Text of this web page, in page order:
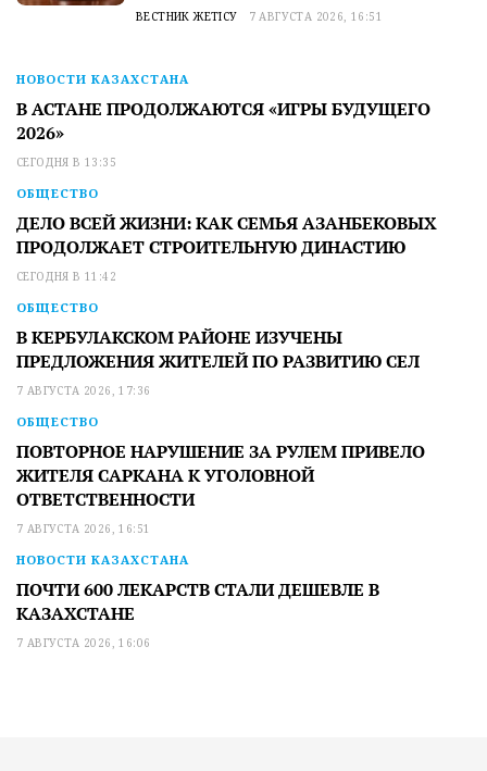
ВЕСТНИК ЖЕТІСУ 7 АВГУСТА 2026, 16:51
НОВОСТИ КАЗАХСТАНА
В АСТАНЕ ПРОДОЛЖАЮТСЯ «ИГРЫ БУДУЩЕГО
2026»
СЕГОДНЯ В 13:35
ОБЩЕСТВО
ДЕЛО ВСЕЙ ЖИЗНИ: КАК СЕМЬЯ АЗАНБЕКОВЫХ
ПРОДОЛЖАЕТ СТРОИТЕЛЬНУЮ ДИНАСТИЮ
СЕГОДНЯ В 11:42
ОБЩЕСТВО
В КЕРБУЛАКСКОМ РАЙОНЕ ИЗУЧЕНЫ
ПРЕДЛОЖЕНИЯ ЖИТЕЛЕЙ ПО РАЗВИТИЮ СЕЛ
7 АВГУСТА 2026, 17:36
ОБЩЕСТВО
ПОВТОРНОЕ НАРУШЕНИЕ ЗА РУЛЕМ ПРИВЕЛО
ЖИТЕЛЯ САРКАНА К УГОЛОВНОЙ
ОТВЕТСТВЕННОСТИ
7 АВГУСТА 2026, 16:51
НОВОСТИ КАЗАХСТАНА
ПОЧТИ 600 ЛЕКАРСТВ СТАЛИ ДЕШЕВЛЕ В
КАЗАХСТАНЕ
7 АВГУСТА 2026, 16:06